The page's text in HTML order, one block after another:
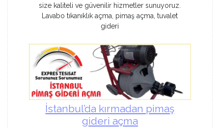
size kaliteli ve güvenilir hizmetler sunuyoruz.
Lavabo tıkanıklık açma, pimaş açma, tuvalet
gideri
İstanbul’da kırmadan pimaş
gideri açma